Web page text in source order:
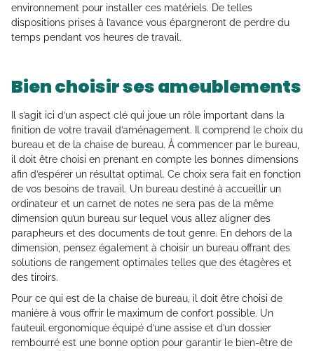
environnement pour installer ces matériels. De telles
dispositions prises à l’avance vous épargneront de perdre du
temps pendant vos heures de travail.
Bien choisir ses ameublements
Il s’agit ici d’un aspect clé qui joue un rôle important dans la
finition de votre travail d’aménagement. Il comprend le choix du
bureau et de la chaise de bureau. À commencer par le bureau,
il doit être choisi en prenant en compte les bonnes dimensions
afin d’espérer un résultat optimal. Ce choix sera fait en fonction
de vos besoins de travail. Un bureau destiné à accueillir un
ordinateur et un carnet de notes ne sera pas de la même
dimension qu’un bureau sur lequel vous allez aligner des
parapheurs et des documents de tout genre. En dehors de la
dimension, pensez également à choisir un bureau offrant des
solutions de rangement optimales telles que des étagères et
des tiroirs.
Pour ce qui est de la chaise de bureau, il doit être choisi de
manière à vous offrir le maximum de confort possible. Un
fauteuil ergonomique équipé d’une assise et d’un dossier
rembourré est une bonne option pour garantir le bien-être de